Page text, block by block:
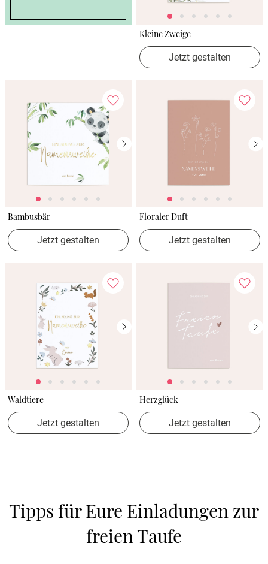
Kleine Zweige
Jetzt gestalten
Bambusbär
Jetzt gestalten
Floraler Duft
Jetzt gestalten
Waldtiere
Jetzt gestalten
Herzglück
Jetzt gestalten
Tipps für Eure Einladungen zur
freien Taufe